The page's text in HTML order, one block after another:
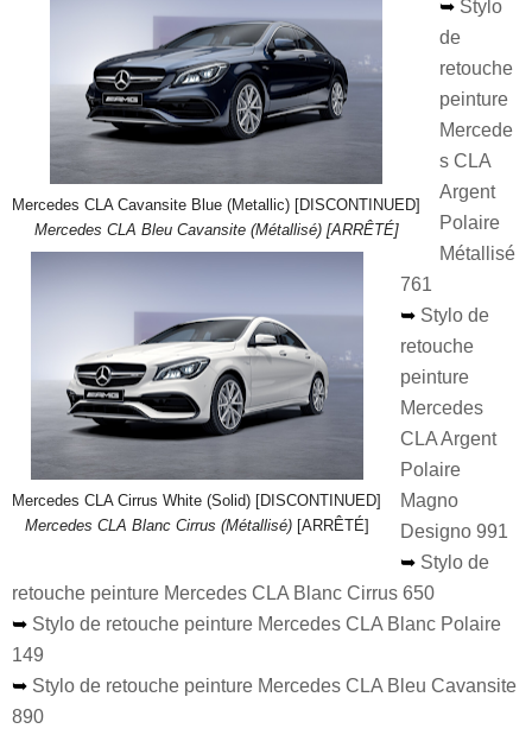
Mercedes CLA Cavansite Blue (Metallic) [DISCONTINUED]
Mercedes CLA Bleu Cavansite (Métallisé) [ARRÊTÉ]
Mercedes CLA Cirrus White (Solid) [DISCONTINUED]
Mercedes CLA Blanc Cirrus (Métallisé)[ARRÊTÉ]
➥ Stylo
de
retouche
peinture
Mercede
s CLA
Argent
Polaire
Métallisé
761
➥ Stylo de
retouche
peinture
Mercedes
CLA Argent
Polaire
Magno
Designo 991
➥ Stylo de
retouche peinture Mercedes CLA Blanc Cirrus 650
➥ Stylo de retouche peinture Mercedes CLA Blanc Polaire
149
➥ Stylo de retouche peinture Mercedes CLA Bleu Cavansite
890